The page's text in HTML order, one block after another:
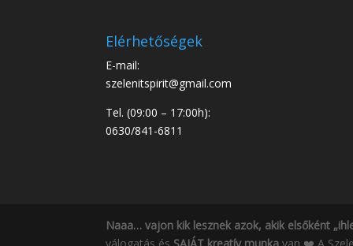
Elérhetőségek
E-mail:
szelenitspirit@gmail.com
Tel. (09:00 – 17:00h):
0630/841-6811
Naaa… vajon kik lesznek azok, akik elsőként